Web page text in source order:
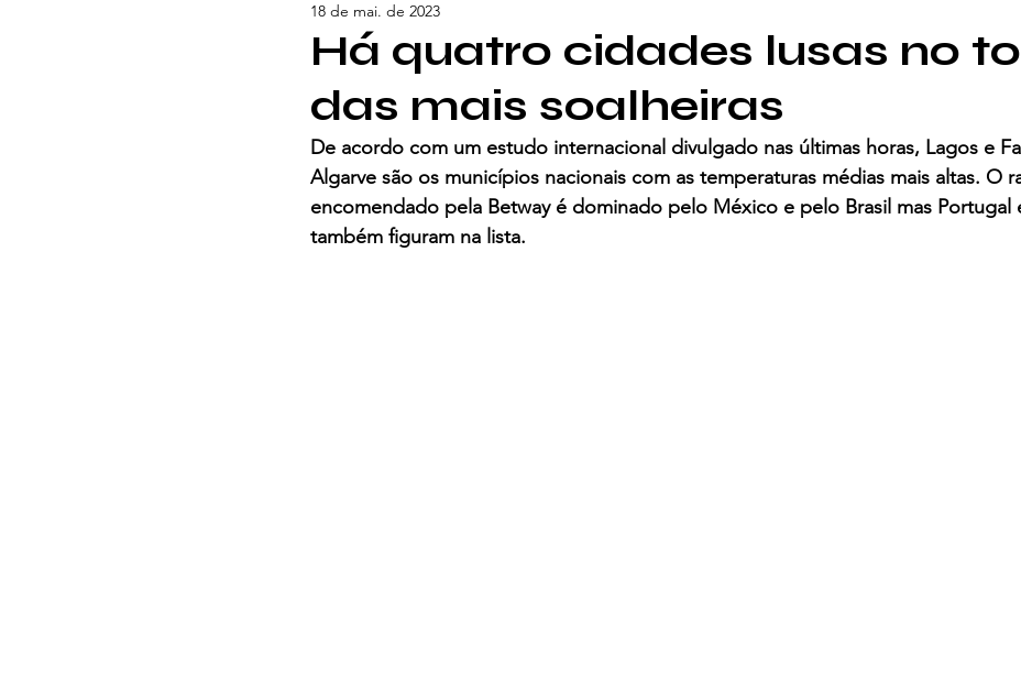
Há quatro cidades lusas no
das mais soalheiras
18 de mai. de 2023
De acordo com um estudo internacional divulgado nas últimas horas, Lagos e
Algarve são os municípios nacionais com as temperaturas médias mais altas. O
encomendado pela Betway é dominado pelo México e pelo Brasil mas Portugal
também figuram na lista.